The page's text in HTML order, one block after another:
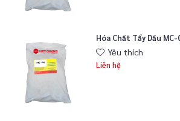
Hóa Chất Tẩy Dầu MC-
Yêu thích
Liên hệ